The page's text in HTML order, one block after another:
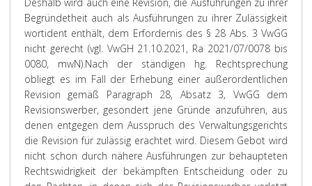
Begründetheit auch als Ausführungen zu ihrer Zulässigkeit
wortident enthält, dem Erfordernis des § 28 Abs. 3 VwGG
nicht gerecht (vgl. VwGH 21.10.2021, Ra 2021/07/0078 bis
0080, mwN).Nach der ständigen hg. Rechtsprechung
obliegt es im Fall der Erhebung einer außerordentlichen
Revision gemäß Paragraph 28, Absatz 3, VwGG dem
Revisionswerber, gesondert jene Gründe anzuführen, aus
denen entgegen dem Ausspruch des Verwaltungsgerichts
die Revision für zulässig erachtet wird. Diesem Gebot wird
nicht schon durch nähere Ausführungen zur behaupteten
Rechtswidrigkeit der bekämpften Entscheidung oder zu